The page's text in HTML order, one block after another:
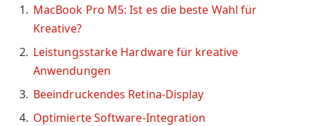
MacBook Pro M5: Ist es die beste Wahl für
Kreative?
Leistungsstarke Hardware für kreative
Anwendungen
Beeindruckendes Retina-Display
Optimierte Software-Integration